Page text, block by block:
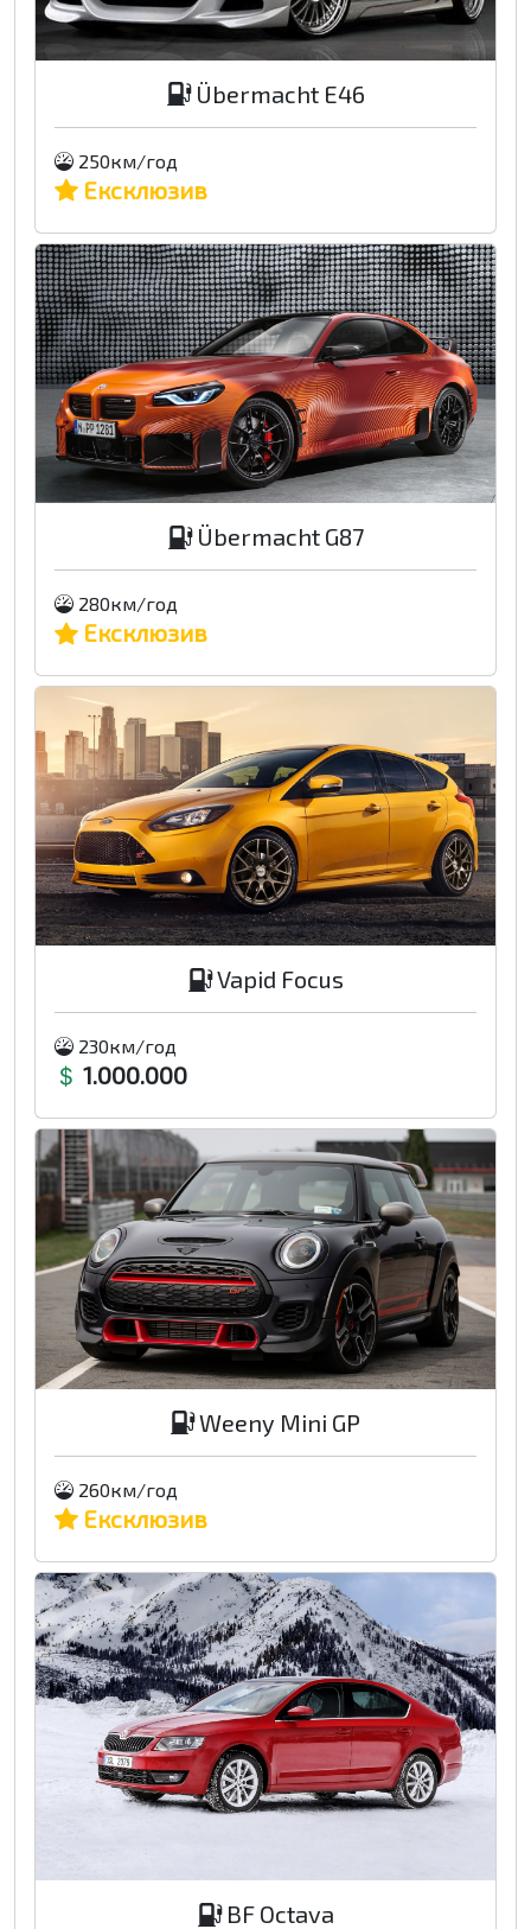
Übermacht E46
250км/год
Ексклюзив
Übermacht G87
280км/год
Ексклюзив
Vapid Focus
230км/год
1.000.000
Weeny Mini GP
260км/год
Ексклюзив
BF Octava